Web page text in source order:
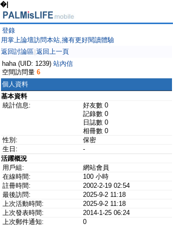
�|
登錄
用掌上論壇訪問本站,擁有更好閱讀體驗
返回討論區 返回上一頁
haha (UID: 1239) 站內信
空間訪問量 6
個人資料
基本資料
統計信息:
好友數 0
記錄數 0
日誌數 0
相冊數 0
性別:
保密
生日:
-
活躍概況
用戶組:
網站會員
在線時間:
100 小時
註冊時間:
2002-2-19 02:54
最後訪問:
2025-9-2 11:18
上次活動時間:
2025-9-2 11:18
上次發表時間:
2014-1-25 06:24
上次郵件通知:
0